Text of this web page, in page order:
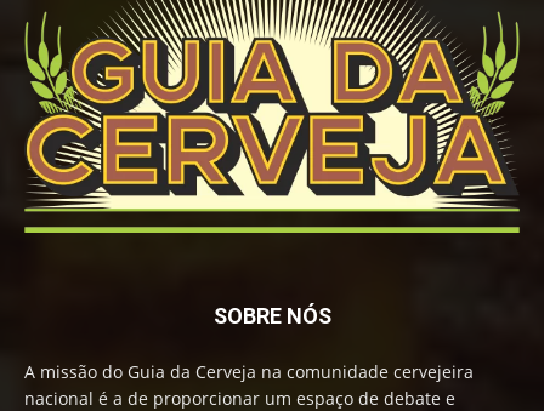
SOBRE NÓS
A missão do Guia da Cerveja na comunidade cervejeira
nacional é a de proporcionar um espaço de debate e